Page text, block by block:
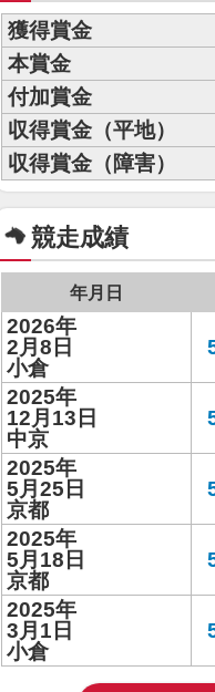
獲得賞金
本賞金
付加賞金
収得賞金（平地）
収得賞金（障害）
競走成績
年月日
2026年
2月8日
小倉
2025年
12月13日
中京
2025年
5月25日
京都
2025年
5月18日
京都
2025年
3月1日
小倉